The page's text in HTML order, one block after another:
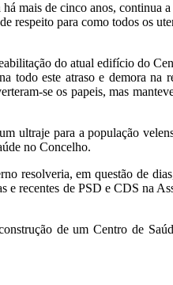
mais de cinco anos, continua
respeito para como todos os
do atual edifício do
todo este atraso e demora na
se os papeis, mas
ultraje para a população
no Concelho.
resolveria, em questão de
recentes de PSD e CDS na
de um Centro de